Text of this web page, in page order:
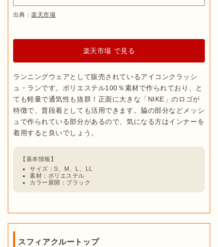
出典：楽天市場
楽天市場 で見る
ランニングウェアとして販売されているアイコンクラッシ
ュ・ランです。ポリエステル100％素材で作られており、と
ても軽量で通気性も抜群！正面に大きな「NIKE」のロゴが
特徴で、普段着としても活用できます。脇の部分などメッシ
ュで作られている部分があるので、気になる方はインナーを
サイズ：S、M、L、LL
素材：ポリエステル
カラー展開：ブラック
スフィアクルートップ